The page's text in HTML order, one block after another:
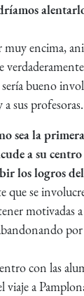
muy encima,
bueno
sus profesoras.
sea la
a su centro
los logros
que se
motivadas
con las
viaje a